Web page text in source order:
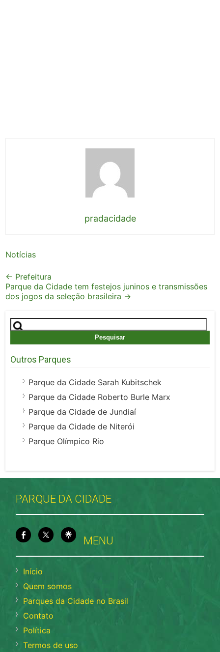
pradacidade
Notícias
Post
navigation
← Prefeitura
Parque da Cidade tem festejos juninos e transmissões
dos jogos da seleção brasileira →
Pesquisar
por:
Outros Parques
Parque da Cidade Sarah Kubitschek
Parque da Cidade Roberto Burle Marx
Parque da Cidade de Jundiaí
Parque da Cidade de Niterói
Parque Olímpico Rio
PARQUE DA CIDADE
MENU
Início
Quem somos
Parques da Cidade no Brasil
Contato
Política
Termos de uso